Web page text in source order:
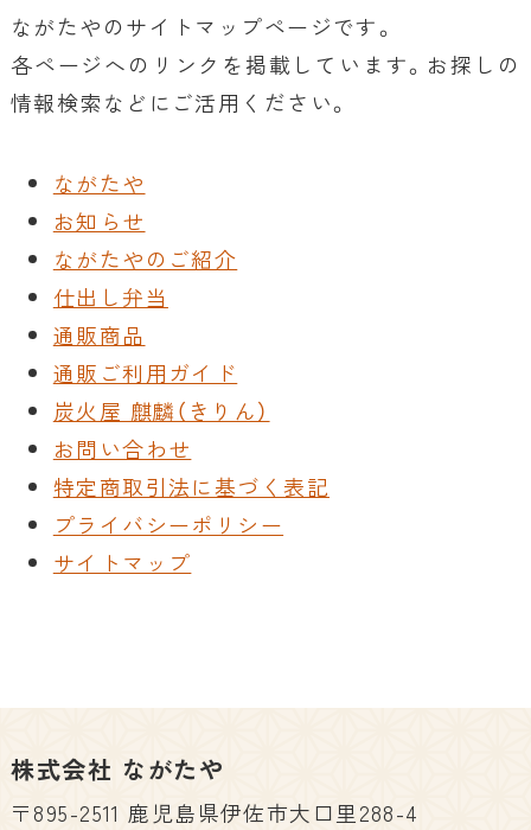
ながたやのサイトマップページです。
各ページへのリンクを掲載しています。お探しの
情報検索などにご活用ください。
ながたや
お知らせ
ながたやのご紹介
仕出し弁当
通販商品
通販ご利用ガイド
炭火屋 麒麟（きりん）
お問い合わせ
特定商取引法に基づく表記
プライバシーポリシー
サイトマップ
株式会社 ながたや
〒895-2511 鹿児島県伊佐市大口里288-4